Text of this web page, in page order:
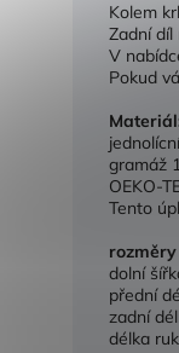
Kolem
Zadní díl
V
Pokud
gramáž
OEKO-
Tento
dolní
přední
zadní
délka